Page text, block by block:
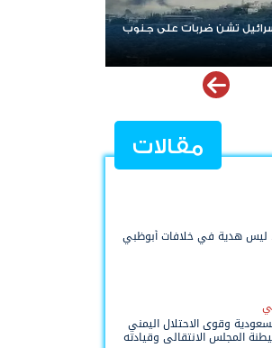
ضربات على جنوب
الإمارات ترسخ دعم الموهوبين
نوعية ملهمة
مقالات
ليس هدية في خلافات أبوظبي
وقوى الاحتلال اليمني
المجلس الانتقالي وقيادته